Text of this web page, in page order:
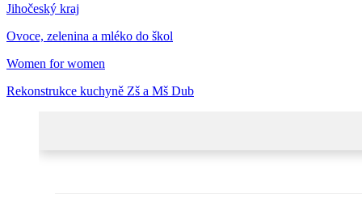
Jihočeský kraj
Ovoce, zelenina a mléko do škol
Women for women
Rekonstrukce kuchyně Zš a Mš Dub